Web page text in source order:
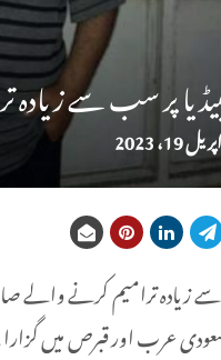
پر سب سے
اپریل 19، 2023
زیادہ ترامیم کرنے والے
عرب اور قبرص میں